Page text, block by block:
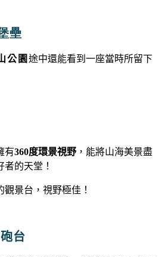
壘
公園 途中還能看到一座當時所留下
有360度環景視野，能將山海美景盡
的天堂！
景台，視野極佳！
砲台